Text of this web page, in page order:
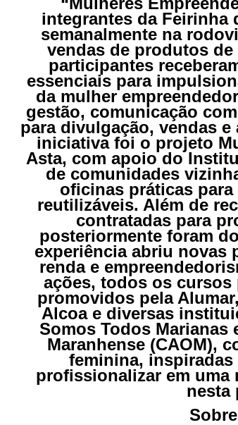
integrantes da Feirinha
semanalmente na
vendas de produtos
participantes
essenciais para
da mulher
gestão, comunicação
para divulgação, vendas
iniciativa foi o projeto
Asta, com apoio do
de comunidades
oficinas práticas
reutilizáveis. Além de
contratadas para
posteriormente foram
experiência abriu novas
renda e
ações, todos os
promovidos pela
Alcoa e diversas
Somos Todos Marianas
Maranhense (CAOM),
feminina,
profissionalizar em uma
nesta